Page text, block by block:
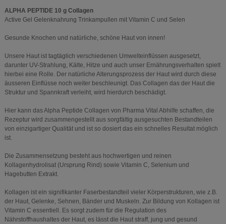
ALPHA PEPTIDE 10 g Collagen
Active Gel Gelenknahrung Trinkampullen mit Vitamin C und Selen
Gesunde Knochen und natürliche, schöne Haut von innen!
Unsere Haut ist tagtäglich verschiedenen Umwelteinflüssen ausgesetzt,
darunter UV-Strahlung, Kälte, Hitze und auch unser Ernährungsverhalten spielt
hierbei eine Rolle. Der natürliche Alterungsprozess der Haut wird durch diese
äusseren Einflüsse noch weiter beschleunigt. Das Collagen das der Haut die
Struktur und Spannkraft verleiht, wird hierdurch beschädigt.
Hier kann das Alpha Peptide Collagen von Pharma Vital Abhilfe schaffen, die
Rezeptur wird zusammengestellt aus sorgfältig ausgesuchten Bestandteilen
von einzigartiger Qualität und ist so dosiert das ein schnelles Resultat möglich
ist.
Die Zusammensetzung besteht aus hochwertigen und reinen
Kollagenhydrolisat (Ursprung Rind) sowie Vitamin C, Selenium und
Hagebutten Extrakt.
Kollagen ist ein signifikanter Faserbestandteil vieler Körperstrukturen, wie z.B.
der Haut, Gelenke, Sehnen, Bänder und Muskeln. Zur Bildung von Kollagen ist
Vitamin C essentiell. Es sorgt zudem für die Regulation des
Nährstoffhaushaltes der Haut, es lässt die Haut straff, jung und gesund